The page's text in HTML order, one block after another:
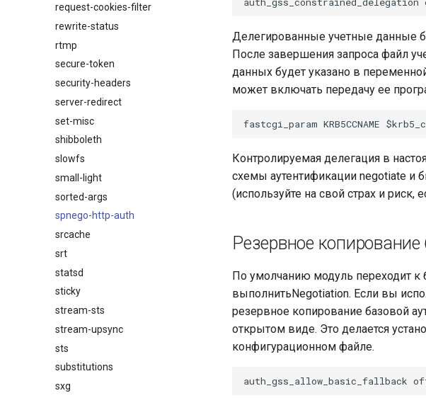
request-cookies-filter
rewrite-status
rtmp
secure-token
security-headers
server-redirect
set-misc
shibboleth
slowfs
small-light
sorted-args
spnego-http-auth
srcache
srt
statsd
sticky
stream-sts
stream-upsync
sts
substitutions
sxg
Делегированные учетные данные
После завершения запроса файл
данных будет указано в
может включать передачу ее
Контролируемая делегация в
схемы аутентификации negotiate и
(используйте на свой страх и риск,
Резервное
По умолчанию модуль переходит к
выполнитьNegotiation. Если вы
резервное копирование базовой
открытом виде. Это делается
конфигурационном файле.